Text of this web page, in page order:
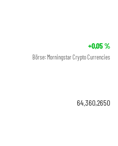
+0,05%
Börse: Morningstar Crypto Currencies
64.360,2650